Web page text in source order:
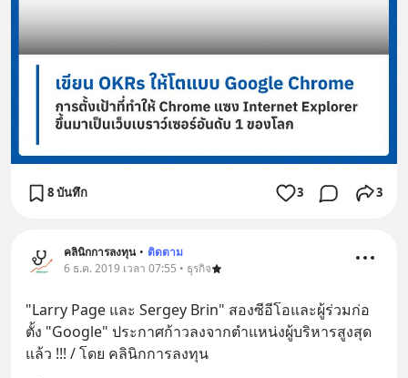
8 บันทึก 3 3
คลินิกการลงทุน • ติดตาม
6 ธ.ค. 2019 เวลา 07:55 • ธุรกิจ
"Larry Page และ Sergey Brin" สองซีอีโอและผู้ร่วมก่อ
ตั้ง "Google" ประกาศก้าวลงจากตำแหน่งผู้บริหารสูงสุด
แล้ว !!! / โดย คลินิกการลงทุน